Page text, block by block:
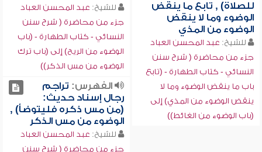
للصلاة) , تابع ما ينقض
الوضوء وما لا ينقض
الوضوء من المذي
للشيخ: عبد المحسن العباد
جزء من محاضرة ( شرح سنن
النسائي - كتاب الطهارة - (تابع
باب ما ينقض الوضوء وما لا
ينقض الوضوء من المذي) إلى
(باب الوضوء من الغائط))
للشيخ: عبد المحسن العباد
جزء من محاضرة ( شرح سنن
النسائي - كتاب الطهارة - (باب
الوضوء من الريح) إلى (باب ترك
الوضوء من مس الذكر))
الفهرس: تراجم
رجال إسناد حديث:
(من مس ذكره فليتوضأ) ,
الوضوء من مس الذكر
للشيخ: عبد المحسن العباد
جزء من محاضرة ( شرح سنن